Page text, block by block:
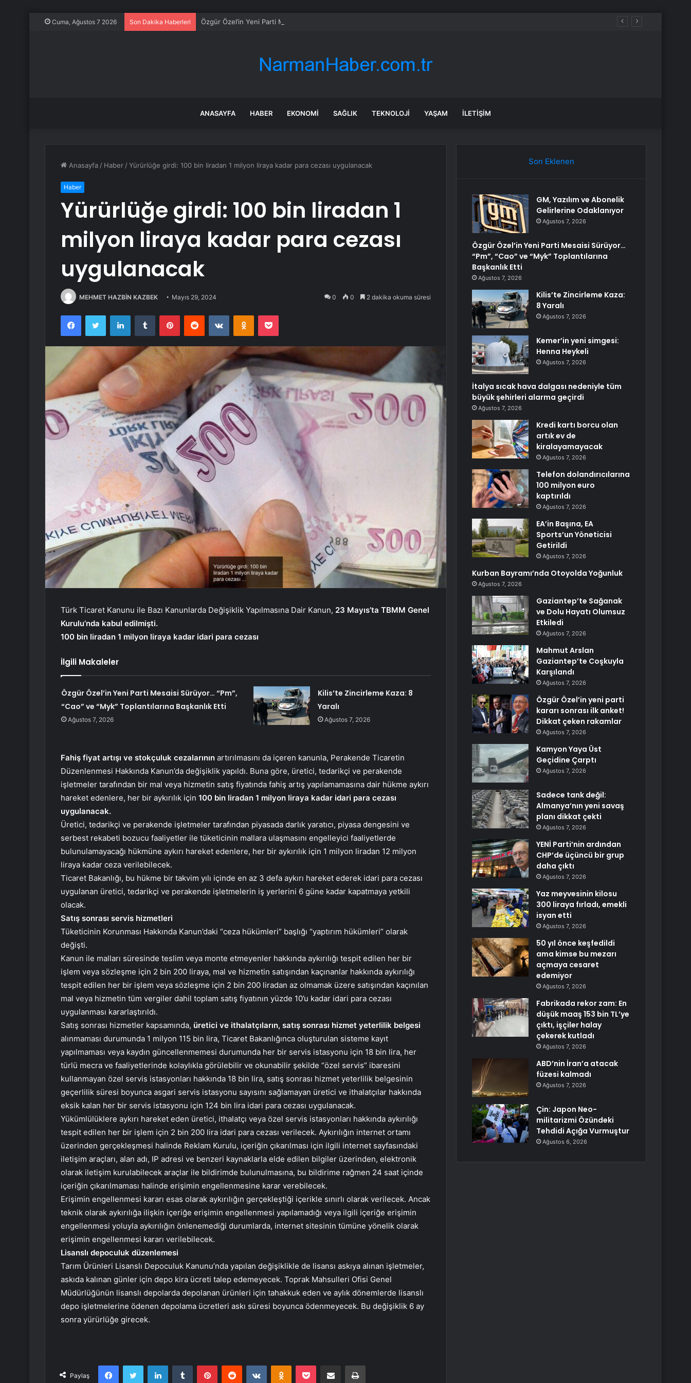
Cuma, Ağustos 7 2026 Son Dakika Haberleri Özgür Özel’in Yeni Parti Mesaisi Sürüyor… “Pm”, “Cao” ve “Myk” Toplantılarına Başkanlık Etti
ANASAYFA HABER EKONOMI SAĞLIK TEKNOLOJI YAŞAM İLETIŞIM
Anasayfa / Haber /Yürürlüğe girdi: 100 bin liradan 1 milyon liraya kadar para cezası uygulanacak
Haber
Yürürlüğe girdi: 100 bin liradan 1
milyon liraya kadar para cezası
uygulanacak
MEHMET HAZBİN KAZBEK Mayıs 29, 2024 0 0 2 dakika okuma süresi
FacebookTwitter LinkedInTumblr PinterestReddit VKontakteOdnoklassniki
Pocket
Türk Ticaret Kanunu ile Bazı Kanunlarda Değişiklik Yapılmasına Dair Kanun, 23 Mayıs’ta TBMM Genel
Kurulu’nda kabul edilmişti.
100 bin liradan 1 milyon liraya kadar idari para cezası
İlgili Makaleler
Özgür Özel’in Yeni Parti Mesaisi Sürüyor… “Pm”,
“Cao” ve “Myk” Toplantılarına Başkanlık Etti
Ağustos 7, 2026
Kilis’te Zincirleme Kaza: 8
Yaralı
Ağustos 7, 2026
Fahiş fiyat artışı ve stokçuluk cezalarının artırılmasını da içeren kanunla, Perakende Ticaretin
Düzenlenmesi Hakkında Kanun’da değişiklik yapıldı. Buna göre, üretici, tedarikçi ve perakende
işletmeler tarafından bir mal veya hizmetin satış fiyatında fahiş artış yapılamamasına dair hükme aykırı
hareket edenlere, her bir aykırılık için 100 bin liradan 1 milyon liraya kadar idari para cezası
uygulanacak.
Üretici, tedarikçi ve perakende işletmeler tarafından piyasada darlık yaratıcı, piyasa dengesini ve
serbest rekabeti bozucu faaliyetler ile tüketicinin mallara ulaşmasını engelleyici faaliyetlerde
bulunulamayacağı hükmüne aykırı hareket edenlere, her bir aykırılık için 1 milyon liradan 12 milyon
liraya kadar ceza verilebilecek.
Ticaret Bakanlığı, bu hükme bir takvim yılı içinde en az 3 defa aykırı hareket ederek idari para cezası
uygulanan üretici, tedarikçi ve perakende işletmelerin iş yerlerini 6 güne kadar kapatmaya yetkili
olacak.
Satış sonrası servis hizmetleri
Tüketicinin Korunması Hakkında Kanun’daki “ceza hükümleri” başlığı “yaptırım hükümleri” olarak
değişti.
Kanun ile malları süresinde teslim veya monte etmeyenler hakkında aykırılığı tespit edilen her bir
işlem veya sözleşme için 2 bin 200 liraya, mal ve hizmetin satışından kaçınanlar hakkında aykırılığı
tespit edilen her bir işlem veya sözleşme için 2 bin 200 liradan az olmamak üzere satışından kaçınılan
mal veya hizmetin tüm vergiler dahil toplam satış fiyatının yüzde 10’u kadar idari para cezası
uygulanması kararlaştırıldı.
Satış sonrası hizmetler kapsamında, üretici ve ithalatçıların, satış sonrası hizmet yeterlilik belgesi
alınmaması durumunda 1 milyon 115 bin lira, Ticaret Bakanlığınca oluşturulan sisteme kayıt
yapılmaması veya kaydın güncellenmemesi durumunda her bir servis istasyonu için 18 bin lira, her
türlü mecra ve faaliyetlerinde kolaylıkla görülebilir ve okunabilir şekilde “özel servis” ibaresini
kullanmayan özel servis istasyonları hakkında 18 bin lira, satış sonrası hizmet yeterlilik belgesinin
geçerlilik süresi boyunca asgari servis istasyonu sayısını sağlamayan üretici ve ithalatçılar hakkında
eksik kalan her bir servis istasyonu için 124 bin lira idari para cezası uygulanacak.
Yükümlülüklere aykırı hareket eden üretici, ithalatçı veya özel servis istasyonları hakkında aykırılığı
tespit edilen her bir işlem için 2 bin 200 lira idari para cezası verilecek. Aykırılığın internet ortamı
üzerinden gerçekleşmesi halinde Reklam Kurulu, içeriğin çıkarılması için ilgili internet sayfasındaki
iletişim araçları, alan adı, IP adresi ve benzeri kaynaklarla elde edilen bilgiler üzerinden, elektronik
olarak iletişim kurulabilecek araçlar ile bildirimde bulunulmasına, bu bildirime rağmen 24 saat içinde
içeriğin çıkarılmaması halinde erişimin engellenmesine karar verebilecek.
Erişimin engellenmesi kararı esas olarak aykırılığın gerçekleştiği içerikle sınırlı olarak verilecek. Ancak
teknik olarak aykırılığa ilişkin içeriğe erişimin engellenmesi yapılamadığı veya ilgili içeriğe erişimin
engellenmesi yoluyla aykırılığın önlenemediği durumlarda, internet sitesinin tümüne yönelik olarak
erişimin engellenmesi kararı verilebilecek.
Lisanslı depoculuk düzenlemesi
Tarım Ürünleri Lisanslı Depoculuk Kanunu’nda yapılan değişiklikle de lisansı askıya alınan işletmeler,
askıda kalınan günler için depo kira ücreti talep edemeyecek. Toprak Mahsulleri Ofisi Genel
Müdürlüğünün lisanslı depolarda depolanan ürünleri için tahakkuk eden ve aylık dönemlerde lisanslı
depo işletmelerine ödenen depolama ücretleri askı süresi boyunca ödenmeyecek. Bu değişiklik 6 ay
sonra yürürlüğe girecek.
Paylaş
FacebookTwitter LinkedInTumblr PinterestReddit VKontakteOdnoklassniki
Pocket E-Posta ile paylaş Yazdır
Son Eklenen
GM, Yazılım ve Abonelik
Gelirlerine Odaklanıyor
Ağustos 7, 2026
Özgür Özel’in Yeni Parti Mesaisi Sürüyor…
“Pm”, “Cao” ve “Myk” Toplantılarına
Başkanlık Etti
Ağustos 7, 2026
Kilis’te Zincirleme Kaza:
8 Yaralı
Ağustos 7, 2026
Kemer’in yeni simgesi:
Henna Heykeli
Ağustos 7, 2026
İtalya sıcak hava dalgası nedeniyle tüm
büyük şehirleri alarma geçirdi
Ağustos 7, 2026
Kredi kartı borcu olan
artık ev de
kiralayamayacak
Ağustos 7, 2026
Telefon dolandırıcılarına
100 milyon euro
kaptırıldı
Ağustos 7, 2026
EA’in Başına, EA
Sports’un Yöneticisi
Getirildi
Ağustos 7, 2026
Kurban Bayramı’nda Otoyolda Yoğunluk
Ağustos 7, 2026
Gaziantep’te Sağanak
ve Dolu Hayatı Olumsuz
Etkiledi
Ağustos 7, 2026
Mahmut Arslan
Gaziantep’te Coşkuyla
Karşılandı
Ağustos 7, 2026
Özgür Özel’in yeni parti
kararı sonrası ilk anket!
Dikkat çeken rakamlar
Ağustos 7, 2026
Kamyon Yaya Üst
Geçidine Çarptı
Ağustos 7, 2026
Sadece tank değil:
Almanya’nın yeni savaş
planı dikkat çekti
Ağustos 7, 2026
YENİ Parti’nin ardından
CHP’de üçüncü bir grup
daha çıktı
Ağustos 7, 2026
Yaz meyvesinin kilosu
300 liraya fırladı, emekli
isyan etti
Ağustos 7, 2026
50 yıl önce keşfedildi
ama kimse bu mezarı
açmaya cesaret
edemiyor
Ağustos 7, 2026
Fabrikada rekor zam: En
düşük maaş 153 bin TL’ye
çıktı, işçiler halay
çekerek kutladı
Ağustos 7, 2026
ABD’nin İran’a atacak
füzesi kalmadı
Ağustos 7, 2026
Çin: Japon Neo-
militarizmi Özündeki
Tehdidi Açığa Vurmuştur
Ağustos 6, 2026